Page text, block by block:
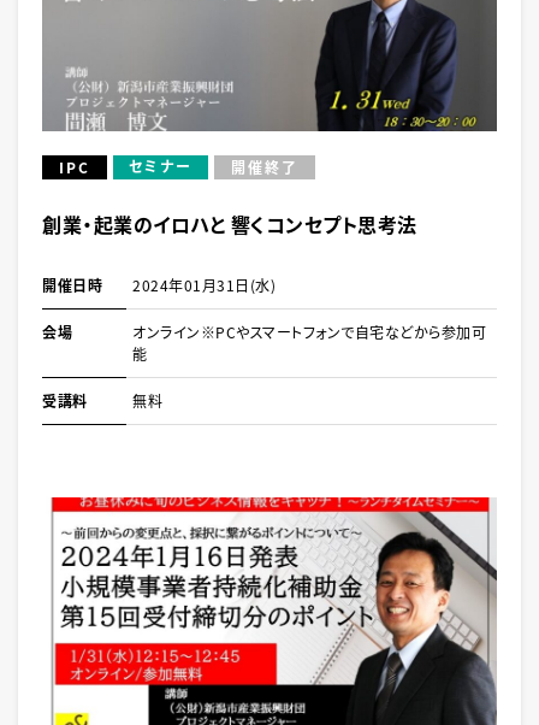
IPC セミナー 開催終了
創業・起業のイロハと 響くコンセプト思考法
開催日時 2024年01月31日(水)
会場
オンライン※PCやスマートフォンで自宅などから参加可
能
受講料 無料